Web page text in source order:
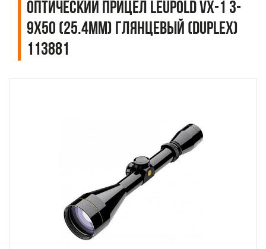
Оптический прицел Leupold VX-1 3-
9x50 (25.4mm) глянцевый (Duplex)
113881